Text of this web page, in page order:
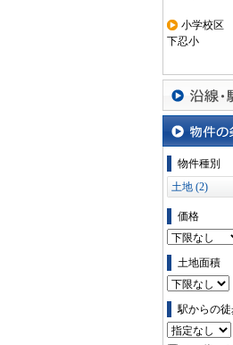
小学校区
下忍小
沿線・駅か
物件の条件
物件種別
土地 (2)
価格
土地面積
駅からの